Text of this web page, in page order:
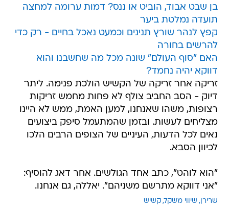
בן שבט אבוד, הוביט או ננס? דמות ערומה למחצה
תועדה נמלטת ביער
קפץ לנהר שורץ תנינים וכמעט נאכל בחיים - רק כדי
להרשים בחורה
האם "סוף העולם" שונה מכל מה שחשבנו והוא
דווקא יהיה נחמד?
זריקה אחר זריקה של הקשיש הולכת פנימה. ליתר
דיוק - הסב החביב צולף לא פחות מחמש זריקות
רצופות, משהו שאנחנו, למען האמת, ממש לא היינו
מצליחים לעשות. ובזמן שהמתעמל סיפק ביצועים
נאים לכל הדעות, העיניים של הצופים הרבים הלכו
לכיוון הסבא.
"הוא לוהט", כתב אחד הגולשים. אחר דאג להוסיף:
"אני דווקא מתרשם משניהם". יאללה, גם אנחנו.
שרירן שיווי משקל קשיש